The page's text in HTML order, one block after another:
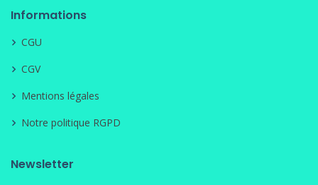
Informations
CGU
CGV
Mentions légales
Notre politique RGPD
Newsletter